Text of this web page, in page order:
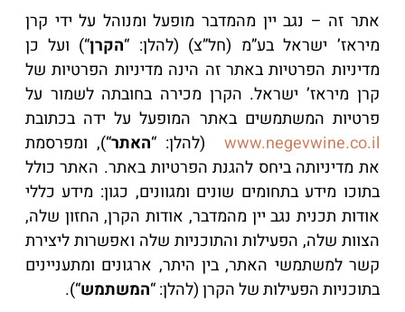
אתר זה – נגב יין מהמדבר מופעל ומנוהל על ידי קרן
מיראז’ ישראל בע”מ (חל”צ) (להלן: “הקרן“) ועל כן
מדיניות הפרטיות באתר זה הינה מדיניות הפרטיות של
קרן מיראז’ ישראל. הקרן מכירה בחובתה לשמור על
פרטיות המשתמשים באתר המופעל על ידה בכתובת
www.negevwine.co.il (להלן: “האתר“), ומפרסמת
את מדיניותה ביחס להגנת הפרטיות באתר. האתר כולל
בתוכו מידע בתחומים שונים ומגוונים, כגון: מידע כללי
אודות תכנית נגב יין מהמדבר, אודות הקרן, החזון שלה,
הצוות שלה, הפעילות והתוכניות שלה ואפשרות ליצירת
קשר למשתמשי האתר, בין היתר, ארגונים ומתעניינים
בתוכניות הפעילות של הקרן (להלן: “המשתמש“).